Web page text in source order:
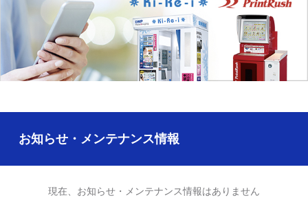
お知らせ・メンテナンス情報
現在、お知らせ・メンテナンス情報はありません